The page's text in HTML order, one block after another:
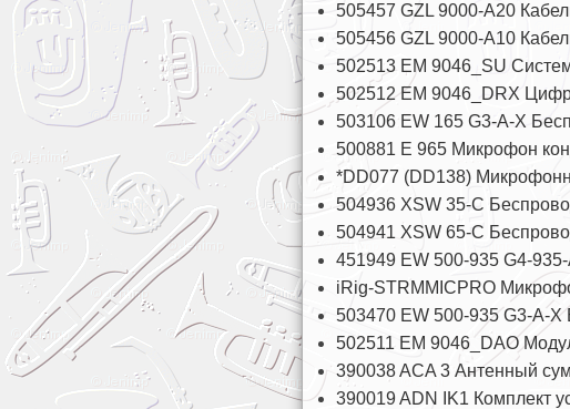
505457 GZL 9000-A20
505456 GZL 9000-A10
502513 EM 9046_SU
502512 EM 9046_DRX
503106 EW 165 G3-A-X
500881 E 965 Микрофон
*DD077 (DD138)
504936 XSW 35-C
504941 XSW 65-C
451949 EW 500-935 G4-
iRig-STRMMICPRO
503470 EW 500-935 G3-A-
502511 EM 9046_DAO
390038 ACA 3 Антенный
390019 ADN IK1 Комплект